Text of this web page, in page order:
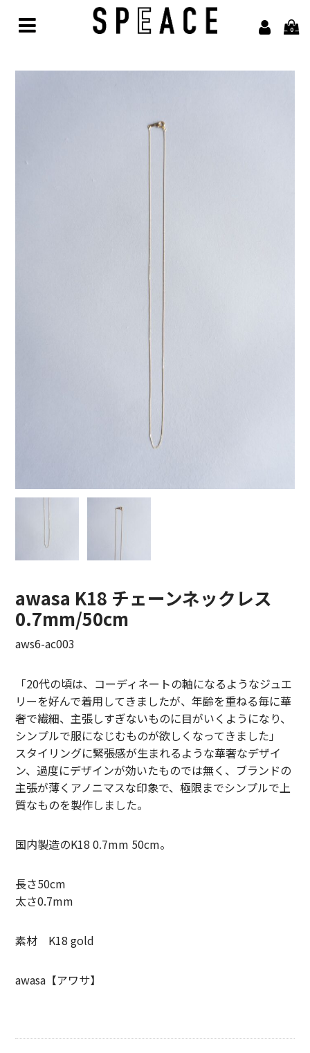
0
BARAILLE＆GARMENTS【バライルアンドガーメンツ】
凹凸bocodeco【ボコデコ 】
COMESANDGOES【カムズアンドゴーズ】
COTTON PAN【コットンパン】
crepuscule【クレプスキュール】
Denis&Anna【ドニ&アンナ】
HAAL【ハール】
HARROGATE【ハロゲイト】
INTERIM【インテリム】
LUCKY SOCKS【ラッキーソックス】
LIFiLL【リフィル】
NEZU YOHIN TEN【ネズヨウヒンテン】
New balnace【ニューバランス】
ORuKuBET【オルクベット】
PHIGVEL MAKERS Co.【フィグベル】
Product Twelve【プロダクトトゥエルブ】
REMI RELIEF【レミレリーフ】
SUNNY ELEMENT【サニーエレメント】
superNova.【スーパーノヴァ】
ULTERIOR【アルテリア】
awasa K18 チェーンネックレス
0.7mm/50cm
aws6-ac003
「20代の頃は、コーディネートの軸になるようなジュエ
リーを好んで着用してきましたが、年齢を重ねる毎に華
奢で繊細、主張しすぎないものに目がいくようになり、
シンプルで服になじむものが欲しくなってきました」
スタイリングに緊張感が生まれるような華奢なデザイ
ン、過度にデザインが効いたものでは無く、ブランドの
主張が薄くアノニマスな印象で、極限までシンプルで上
質なものを製作しました。
国内製造のK18 0.7mm 50cm。
長さ50cm
太さ0.7mm
素材 K18 gold
awasa【アワサ】